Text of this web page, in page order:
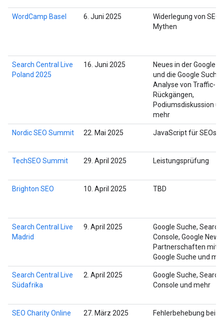
WordCamp Basel 6. Juni 2025
Widerlegung von SEO-
Mythen
Search Central Live
Poland 2025
16. Juni 2025
Neues in der Google
und die Google Suche,
Analyse von Traffic-
Rückgängen,
Podiumsdiskussion
mehr
Nordic SEO Summit 22. Mai 2025 JavaScript für SEOs
TechSEO Summit 29. April 2025 Leistungsprüfung
Brighton SEO 10. April 2025 TBD
Search Central Live
Madrid
9. April 2025
Google Suche, Search
Console, Google News,
Partnerschaften mit
Google Suche und
Search Central Live
Südafrika
2. April 2025
Google Suche, Search
Console und mehr
SEO Charity Online 27. März 2025
Fehlerbehebung bei